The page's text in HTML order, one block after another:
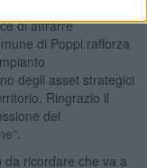
di attrarre
di Poppi rafforza
degli asset strategici
Ringrazio il
del
da ricordare che va a